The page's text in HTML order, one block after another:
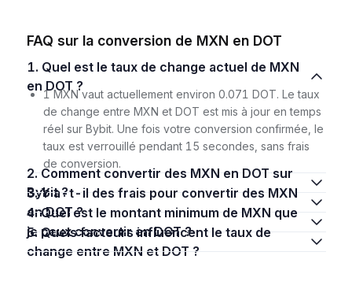
FAQ sur la conversion de MXN en DOT
1. Quel est le taux de change actuel de MXN
en DOT ?
1 MXN vaut actuellement environ 0.071 DOT. Le taux
de change entre MXN et DOT est mis à jour en temps
réel sur Bybit. Une fois votre conversion confirmée, le
taux est verrouillé pendant 15 secondes, sans frais
de conversion.
2. Comment convertir des MXN en DOT sur
Bybit ?
3. Y a-t-il des frais pour convertir des MXN
en DOT ?
4. Quel est le montant minimum de MXN que
je peux convertir en DOT ?
5. Quels facteurs influencent le taux de
change entre MXN et DOT ?